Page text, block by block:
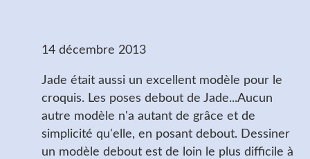
14 décembre 2013
Jade était aussi un excellent modèle pour le
croquis. Les poses debout de Jade...Aucun
autre modèle n'a autant de grâce et de
simplicité qu'elle, en posant debout. Dessiner
un modèle debout est de loin le plus difficile à